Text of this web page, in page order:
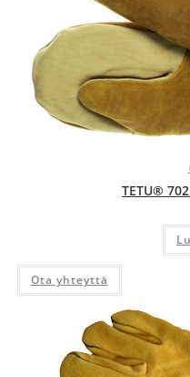
TETU®
Ota yhteyttä